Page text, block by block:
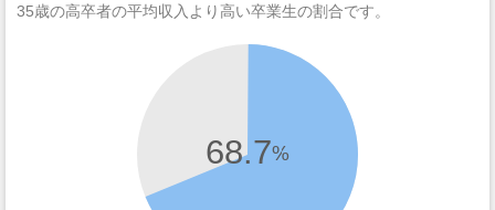
35歳の高卒者の平均収入より高い卒業生の割合です。
68.7%